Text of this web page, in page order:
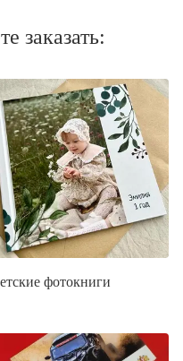
заказать:
фотокниги